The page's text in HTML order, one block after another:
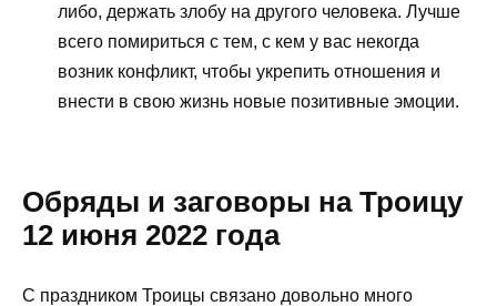
либо, держать злобу на другого человека. Лучше
всего помириться с тем, с кем у вас некогда
возник конфликт, чтобы укрепить отношения и
внести в свою жизнь новые позитивные эмоции.
Обряды и заговоры на Троицу
12 июня 2022 года
С праздником Троицы связано довольно много